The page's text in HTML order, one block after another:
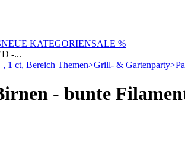
NEUE KATEGORIENSALE %
-...
- bunte